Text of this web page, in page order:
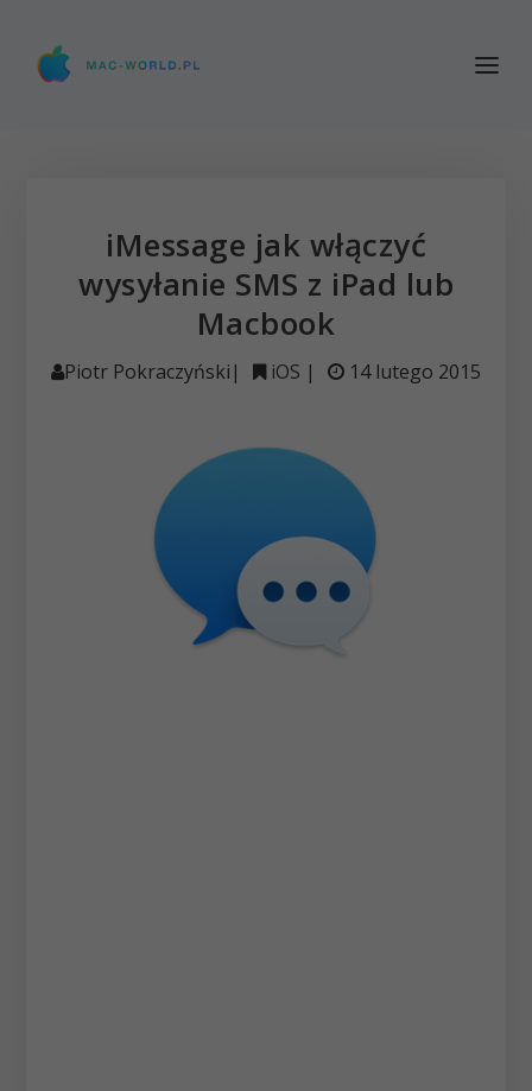
iMessage jak włączyć
wysyłanie SMS z iPad lub
Macbook
Piotr Pokraczyński | iOS | 14 lutego 2015